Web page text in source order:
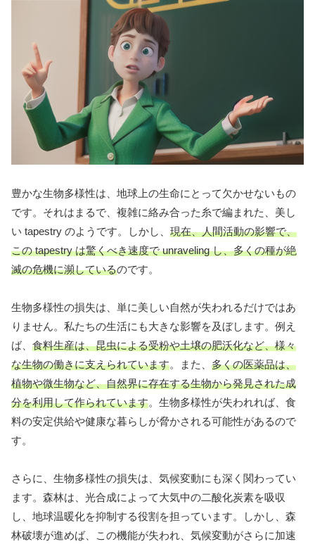
豊かな生物多様性は、地球上の生命にとって欠かせないもの
です。それはまるで、複雑に絡み合った糸で編まれた、美し
い tapestry のようです。しかし、 現在、人間活動の影響で、
この tapestry は驚くべき速度で unraveling し、多くの種が絶
滅の危機に瀕しているのです。
生物多様性の損失は、単に美しい自然が失われるだけではあ
りません。私たちの生活にも大きな影響を及ぼします。例え
ば、 食料生産は、昆虫による受粉や土壌の肥沃化など、様々
な生物の働きに支えられています。また、 多くの医薬品は、
植物や微生物など、自然界に存在する生物から発見された成
分を利用して作られています。生物多様性が失われれば、食
料の安定供給や健康な暮らしが脅かされる可能性があるので
す。
さらに、生物多様性の損失は、気候変動にも深く関わってい
ます。森林は、光合成によって大気中の二酸化炭素を吸収
し、地球温暖化を抑制する役割を担っています。しかし、森
林破壊が進めば、この機能が失われ、気候変動がさらに加速